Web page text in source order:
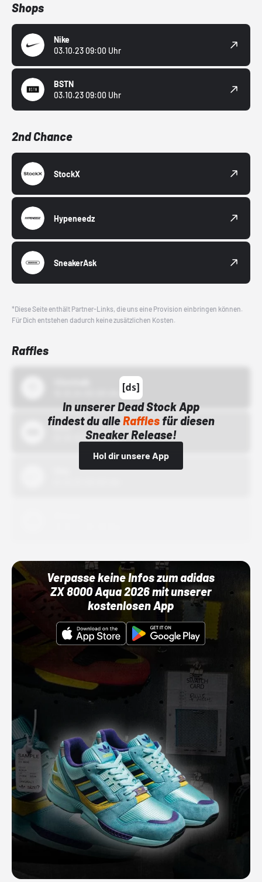
Shops
Nike
03.10.23 09:00 Uhr
BSTN
03.10.23 09:00 Uhr
2nd Chance
StockX
Hypeneedz
SneakerAsk
*Diese Seite enthält Partner-Links, die uns eine Provision einbringen können.
Für Dich entstehen dadurch keine zusätzlichen Kosten.
Raffles
In unserer Dead Stock App
findest du alleRafflesfür diesen
Sneaker Release!
Hol dir unsere App
Bstn
01.10.22 00:00 Uhr
Verpasse keine Infos zum adidas
ZX 8000 Aqua 2026 mit unserer
kostenlosen App